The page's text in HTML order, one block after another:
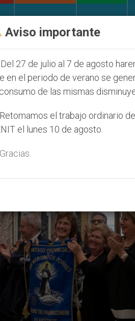
la Juventud Seúl 2027
Cristianos’
Aviso importante
Del 27 de julio al 7 de agosto
en el periodo de verano se
de las mismas
el trabajo ordinario
el lunes 10 de agosto.